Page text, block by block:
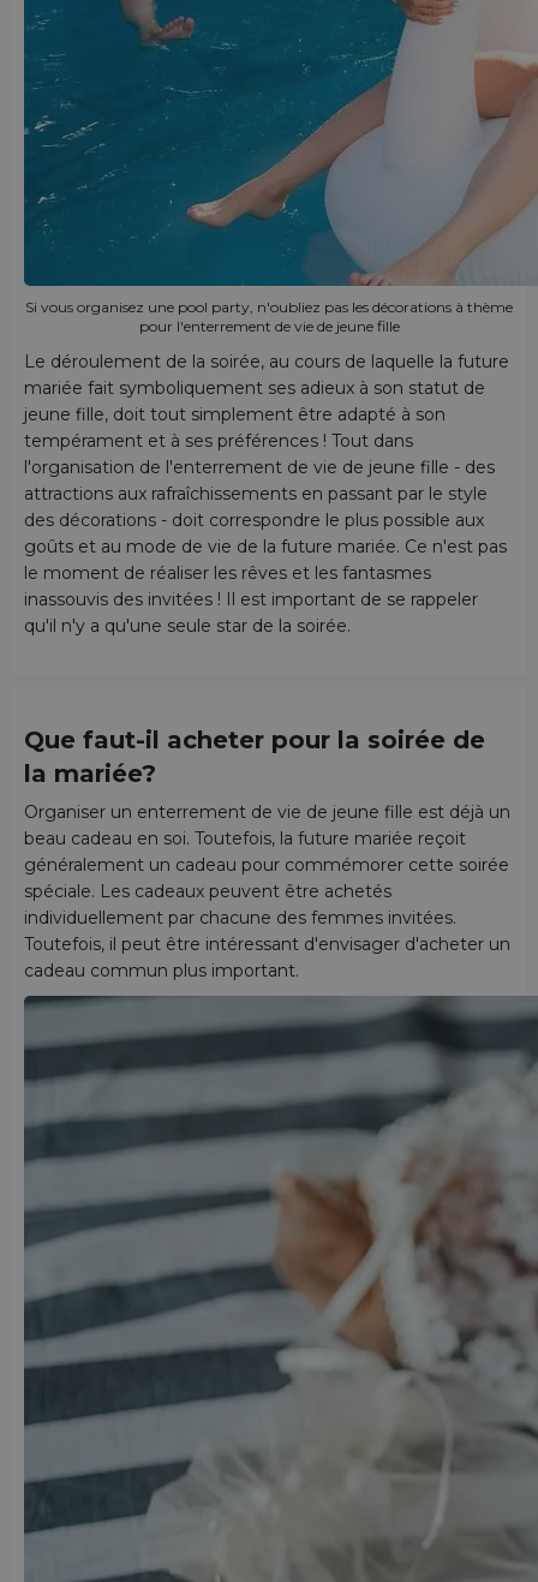
Si vous organisez une pool party, n'oubliez pas les décorations à thème
pour l'enterrement de vie de jeune fille
Le déroulement de la soirée, au cours de laquelle la future
mariée fait symboliquement ses adieux à son statut de
jeune fille, doit tout simplement être adapté à son
tempérament et à ses préférences ! Tout dans
l'organisation de l'enterrement de vie de jeune fille - des
attractions aux rafraîchissements en passant par le style
des décorations - doit correspondre le plus possible aux
goûts et au mode de vie de la future mariée. Ce n'est pas
le moment de réaliser les rêves et les fantasmes
inassouvis des invitées ! Il est important de se rappeler
qu'il n'y a qu'une seule star de la soirée.
Que faut-il acheter pour la soirée de
la mariée?
Organiser un enterrement de vie de jeune fille est déjà un
beau cadeau en soi. Toutefois, la future mariée reçoit
généralement un cadeau pour commémorer cette soirée
spéciale. Les cadeaux peuvent être achetés
individuellement par chacune des femmes invitées.
Toutefois, il peut être intéressant d'envisager d'acheter un
cadeau commun plus important.